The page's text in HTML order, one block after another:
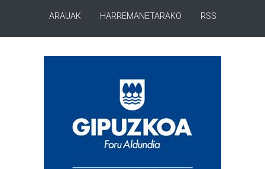
ARAUAK HARREMANETARAKO RSS